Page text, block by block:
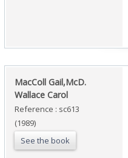
‎MacColl Gail,McD.
Wallace Carol‎
Reference : sc613
(1989)
See the book